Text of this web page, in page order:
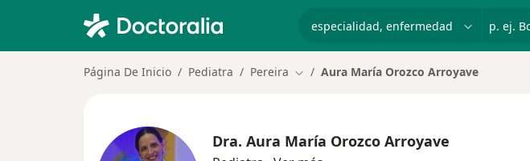
p. ej.
Página De Inicio Pediatra Pereira Cambiar de ciudad
Aura María Orozco Arroyave
Dra. Aura María Orozco Arroyave